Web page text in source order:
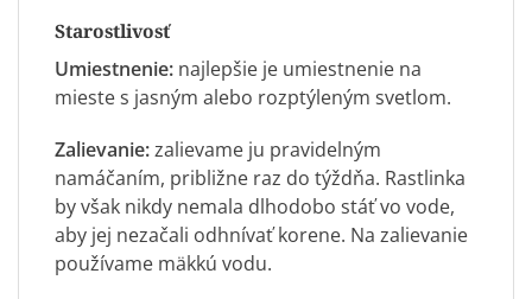
Starostlivosť
Umiestnenie: najlepšie je umiestnenie na
mieste s jasným alebo rozptýleným svetlom.
Zalievanie:zalievame ju pravidelným
namáčaním, približne raz do týždňa. Rastlinka
by však nikdy nemala dlhodobo stáť vo vode,
aby jej nezačali odhnívať korene. Na zalievanie
používame mäkkú vodu.